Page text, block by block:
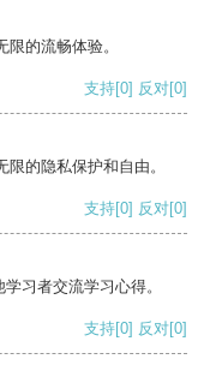
的流畅体验。
支持[0] 反对[0]
的隐私保护和自由。
支持[0] 反对[0]
习者交流学习心得。
支持[0] 反对[0]